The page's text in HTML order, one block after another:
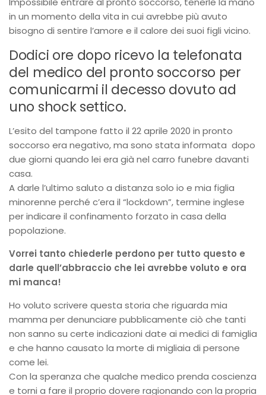
in un momento della vita in cui avrebbe più avuto
bisogno di sentire l’amore e il calore dei suoi figli vicino.
Dodici ore dopo ricevo la telefonata
del medico del pronto soccorso per
comunicarmi il decesso dovuto ad
uno shock settico.
L’esito del tampone fatto il 22 aprile 2020 in pronto
soccorso era negativo, ma sono stata informata dopo
due giorni quando lei era già nel carro funebre davanti
casa.
A darle l’ultimo saluto a distanza solo io e mia figlia
minorenne perché c’era il “lockdown”, termine inglese
per indicare il confinamento forzato in casa della
popolazione.
Vorrei tanto chiederle perdono per tutto questo e
darle quell’abbraccio che lei avrebbe voluto e ora
mi manca!
Ho voluto scrivere questa storia che riguarda mia
mamma per denunciare pubblicamente ciò che tanti
non sanno su certe indicazioni date ai medici di famiglia
e che hanno causato la morte di migliaia di persone
come lei.
Con la speranza che qualche medico prenda coscienza
e torni a fare il proprio dovere ragionando con la propria